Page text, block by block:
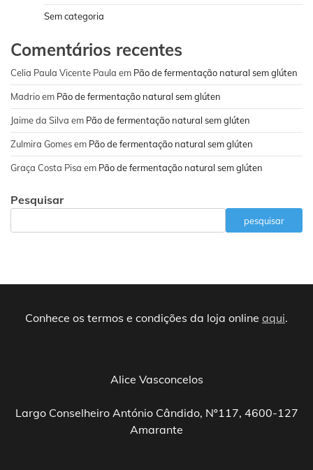
Sem categoria
Comentários recentes
Celia Paula Vicente Paula em Pão de fermentação natural sem glúten
Madrioem Pão de fermentação natural sem glúten
Jaime da Silva em Pão de fermentação natural sem glúten
Zulmira Gomesem Pão de fermentação natural sem glúten
Graça Costa Pisa em Pão de fermentação natural sem glúten
Pesquisar
pesquisar
Conhece os termos e condições da loja online aqui.
Alice Vasconcelos
Largo Conselheiro António Cândido, Nº117, 4600-127
Amarante